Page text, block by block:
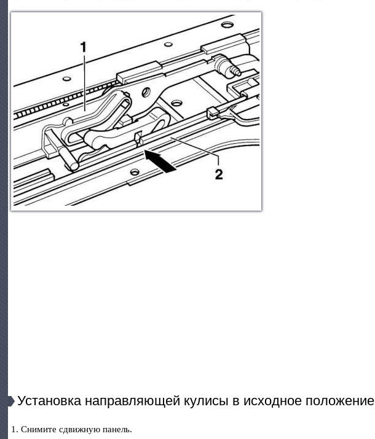
Установка направляющей кулисы в исходное положение
1. Снимите сдвижную панель.